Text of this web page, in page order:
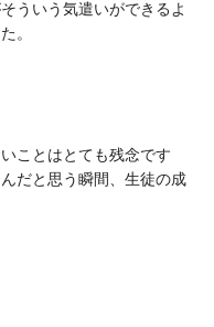
ういう気遣いができるよ
。
ことはとても残念です
だと思う瞬間、生徒の成